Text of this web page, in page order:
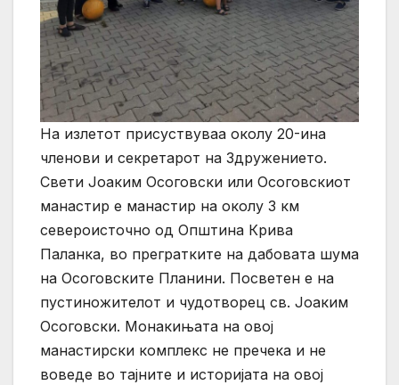
На излетот присуствуваа околу 20-ина
членови и секретарот на Здружението.
Свети Јоаким Осоговски или Осоговскиот
манастир е манастир на околу 3 км
североисточно од Општина Крива
Паланка, во прегратките на дабовата шума
на Осоговските Планини. Посветен е на
пустиножителот и чудотворец св. Јоаким
Осоговски. Монакињата на овој
манастирски комплекс не пречека и не
воведе во тајните и историјата на овој